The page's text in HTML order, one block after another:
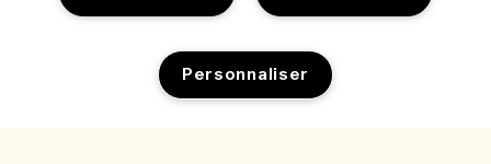
Suivre ma commande
Parcourir et explorer
Personnaliser